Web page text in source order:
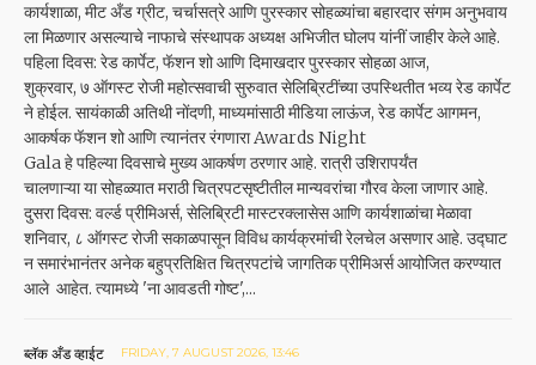
कार्यशाळा, मीट अँड ग्रीट, चर्चासत्रे आणि पुरस्कार सोहळ्यांचा बहारदार संगम अनुभवाय
ला मिळणार असल्याचे नाफाचे संस्थापक अध्यक्ष अभिजीत घोलप यांनीं जाहीर केले आहे.
पहिला दिवस: रेड कार्पेट, फॅशन शो आणि दिमाखदार पुरस्कार सोहळा आज,
शुक्रवार, ७ ऑगस्ट रोजी महोत्सवाची सुरुवात सेलिब्रिटींच्या उपस्थितीत भव्य रेड कार्पेट
ने होईल. सायंकाळी अतिथी नोंदणी, माध्यमांसाठी मीडिया लाऊंज, रेड कार्पेट आगमन,
आकर्षक फॅशन शो आणि त्यानंतर रंगणारा Awards Night
Gala हे पहिल्या दिवसाचे मुख्य आकर्षण ठरणार आहे. रात्री उशिरापर्यंत
चालणाऱ्या या सोहळ्यात मराठी चित्रपटसृष्टीतील मान्यवरांचा गौरव केला जाणार आहे.
दुसरा दिवस: वर्ल्ड प्रीमिअर्स, सेलिब्रिटी मास्टरक्लासेस आणि कार्यशाळांचा मेळावा
शनिवार, ८ ऑगस्ट रोजी सकाळपासून विविध कार्यक्रमांची रेलचेल असणार आहे. उद्घाट
न समारंभानंतर अनेक बहुप्रतिक्षित चित्रपटांचे जागतिक प्रीमिअर्स आयोजित करण्यात
आले आहेत. त्यामध्ये 'ना आवडती गोष्ट',...
ब्लॅक अँड व्हाईट FRIDAY, 7 AUGUST 2026, 13:46